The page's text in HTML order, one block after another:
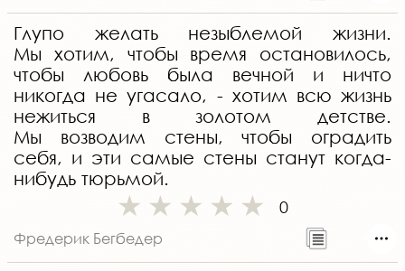
Глупо желать незыблемой жизни.
Мы хотим, чтобы время остановилось,
чтобы любовь была вечной и ничто
никогда не угасало, - хотим всю жизнь
нежиться в золотом детстве.
Мы возводим стены, чтобы оградить
себя, и эти самые стены станут когда-
нибудь тюрьмой.
0
Фредерик Бегбедер